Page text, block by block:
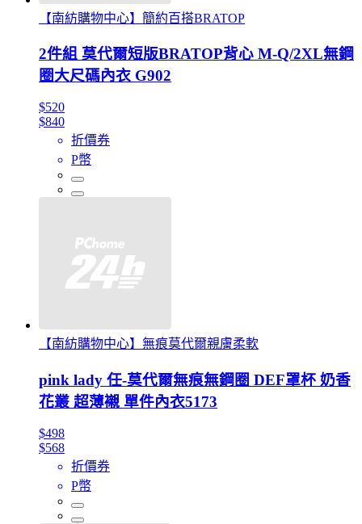
【南紡購物中心】簡約百搭BRATOP
2件組 莫代爾短版BRATOP背心 M-Q/2XL無鋼
圈大尺碼內衣 G902
$520
$840
折價券
P幣
【南紡購物中心】無痕莫代爾親膚柔軟
pink lady 任-莫代爾無痕無鋼圈 DEF罩杯 奶香
花叢 超薄襯 單件內衣5173
$498
$568
折價券
P幣